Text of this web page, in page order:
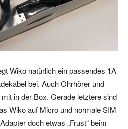
Wiko natürlich ein passendes 1A
bei. Auch Ohrhörer und
in der Box. Gerade letztere sind
Wiko auf Micro und normale SIM
doch etwas „Frust“ beim